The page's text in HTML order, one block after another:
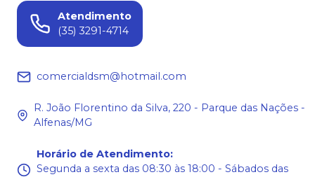
Atendimento
(35) 3291-4714
comercialdsm@hotmail.com
R. João Florentino da Silva, 220 - Parque das Nações -
Alfenas/MG
Horário de Atendimento:
Segunda a sexta das 08:30 às 18:00 - Sábados das